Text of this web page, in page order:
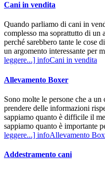
Cani in vendita
Quando parliamo di cani in
complesso ma soprattutto di
perché sarebbero tante le cose
un argomento interessante per
leggere...] infoCani in vendita
Allevamento Boxer
Sono molte le persone che a
prendere delle informazioni
sappiamo quanto è difficile il
sappiamo quanto è importante
leggere...] infoAllevamento
Addestramento cani